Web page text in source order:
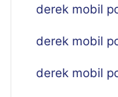
derek mobil
derek mobil
derek mobil